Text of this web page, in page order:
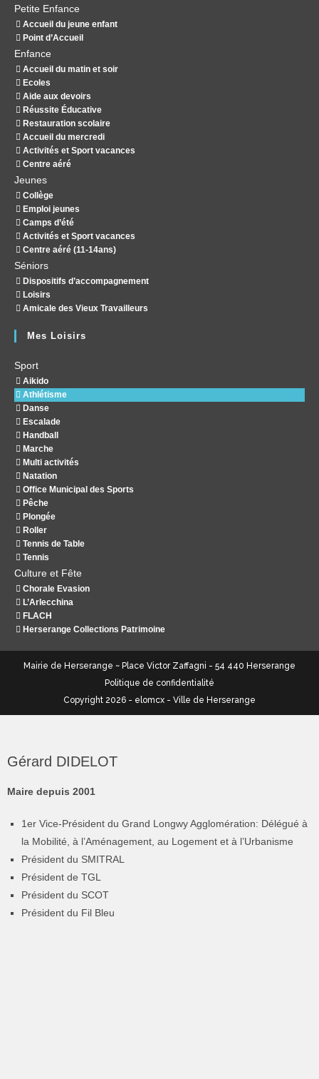
Petite Enfance
Accueil du jeune enfant
Point d’Accueil
Enfance
Accueil du matin et soir
Ecoles
Aide aux devoirs
Réussite Éducative
Restauration scolaire
Accueil du mercredi
Activités et Sport vacances
Centre aéré
Jeunes
Collège
Emploi jeunes
Camps d’été
Activités et Sport vacances
Centre aéré (11-14ans)
Séniors
Dispositifs d’accompagnement
Loisirs
Amicale des Vieux Travailleurs
Mes Loisirs
Sport
Aikido
Athlétisme
Danse
Escalade
Handball
Marche
Multi activités
Natation
Office Municipal des Sports
Pêche
Plongée
Roller
Tennis de Table
Tennis
Culture et Fête
Chorale Evasion
L’Arlecchina
FLACH
Herserange Collections Patrimoine
Mairie de Herserange ~ Place Victor Zaffagni - 54 440 Herserange
Politique de confidentialité
Copyright 2026 - elomcx - Ville de Herserange
Gérard DIDELOT
Maire depuis 2001
1er Vice-Président du Grand Longwy Agglomération: Délégué à
la Mobilité, à l’Aménagement, au Logement et à l’Urbanisme
Président du SMITRAL
Président de TGL
Président du SCOT
Président du Fil Bleu